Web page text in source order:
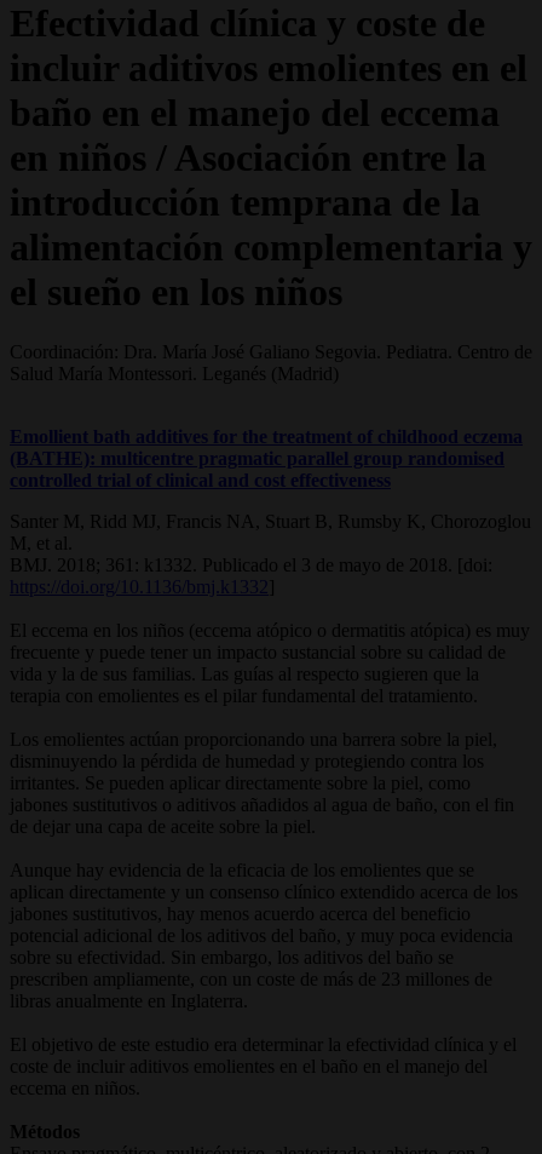
Efectividad clínica y coste de
incluir aditivos emolientes en el
baño en el manejo del eccema
en niños / Asociación entre la
introducción temprana de la
alimentación complementaria y
el sueño en los niños
Coordinación: Dra. María José Galiano Segovia. Pediatra. Centro de
Salud María Montessori. Leganés (Madrid)
Emollient bath additives for the treatment of childhood eczema
(BATHE): multicentre pragmatic parallel group randomised
controlled trial of clinical and cost effectiveness
Santer M, Ridd MJ, Francis NA, Stuart B, Rumsby K, Chorozoglou
M, et al.
BMJ. 2018; 361: k1332. Publicado el 3 de mayo de 2018. [doi:
https://doi.org/10.1136/bmj.k1332 ]
El eccema en los niños (eccema atópico o dermatitis atópica) es muy
frecuente y puede tener un impacto sustancial sobre su calidad de
vida y la de sus familias. Las guías al respecto sugieren que la
terapia con emolientes es el pilar fundamental del tratamiento.
Los emolientes actúan proporcionando una barrera sobre la piel,
disminuyendo la pérdida de humedad y protegiendo contra los
irritantes. Se pueden aplicar directamente sobre la piel, como
jabones sustitutivos o aditivos añadidos al agua de baño, con el fin
de dejar una capa de aceite sobre la piel.
Aunque hay evidencia de la eficacia de los emolientes que se
aplican directamente y un consenso clínico extendido acerca de los
jabones sustitutivos, hay menos acuerdo acerca del beneficio
potencial adicional de los aditivos del baño, y muy poca evidencia
sobre su efectividad. Sin embargo, los aditivos del baño se
prescriben ampliamente, con un coste de más de 23 millones de
libras anualmente en Inglaterra.
El objetivo de este estudio era determinar la efectividad clínica y el
coste de incluir aditivos emolientes en el baño en el manejo del
eccema en niños.
Métodos